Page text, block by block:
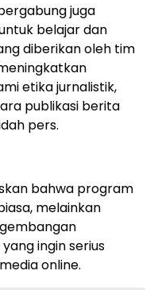
juga
belajar dan
diberikan oleh tim
etika jurnalistik,
publikasi berita
pers.
bahwa program
melainkan
ingin serius
online.